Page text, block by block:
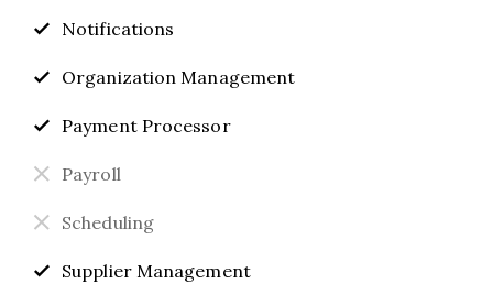
Notifications
Organization Management
Payment Processor
Payroll
Scheduling
Supplier Management